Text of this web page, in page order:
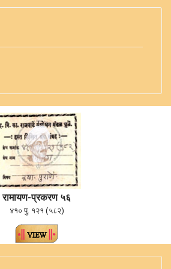
रामायण-प्रकरण ५६
४१० पु. १२१ (५८२)